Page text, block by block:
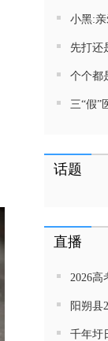
小黑:亲爱的，你看
先打还是先洗
个个都是武林
三“假”医院出
话题
直播
2026高
阳朔县
千年圩